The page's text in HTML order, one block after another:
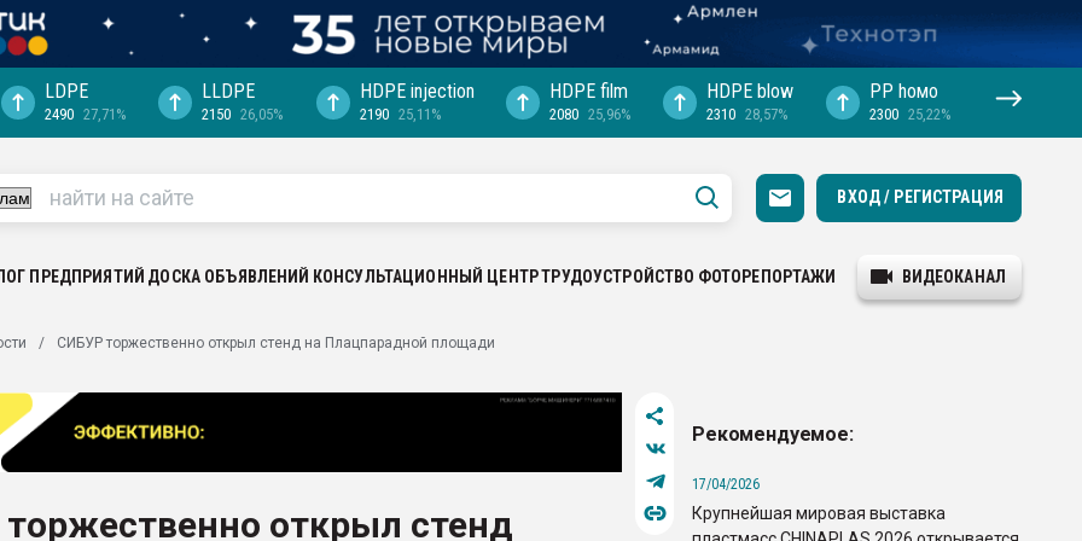
выходит на
рынке
LDPE
2490 27,71%
LLDPE
2150 26,05%
HDPE injection
2190 25,11%
HDPE film
2080 25,96%
HDPE blow
2310 28,57%
PP hомо
2300 25,22%
ВХОД / РЕГИСТРАЦИЯ
ПРЕДПРИЯТИЙ ДОСКА ОБЪЯВЛЕНИЙ КОНСУЛЬТАЦИОННЫЙ ЦЕНТРТРУДОУСТРОЙСТВО ФОТОРЕПОРТАЖИ ВИДЕОКАНАЛ
СИБУР торжественно открыл стенд на Плацпарадной площади
открыл стенд
Рекомендуемое:
17/04/2026
Крупнейшая мировая выставка